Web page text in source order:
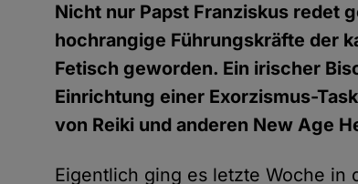
Nicht nur Papst Franziskus redet
hochrangige Führungskräfte der
Fetisch geworden. Ein irischer
Einrichtung einer Exorzismus-
von Reiki und anderen New Age
Eigentlich ging es letzte Woche in